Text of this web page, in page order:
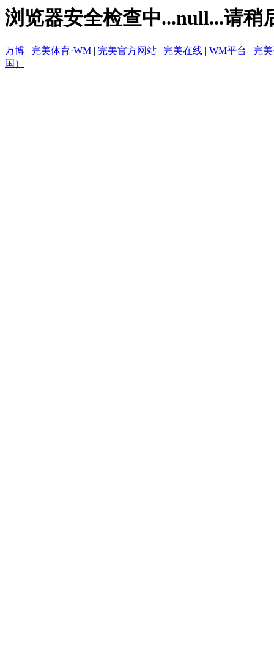
浏览器安全检查中...null...请稍
万博 | 完美体育·WM | 完美官方网站 | 完美在线 | WM平台 | 完
国）
|